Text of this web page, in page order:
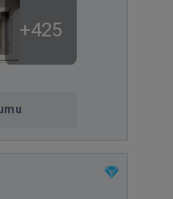
+425